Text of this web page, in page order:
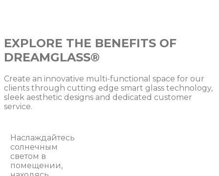
EXPLORE THE BENEFITS OF
DREAMGLASS®
Create an innovative multi-functional space for our
clients through cutting edge smart glass technology,
sleek aesthetic designs and dedicated customer
service.
Наслаждайтесь
солнечным
светом в
помещении,